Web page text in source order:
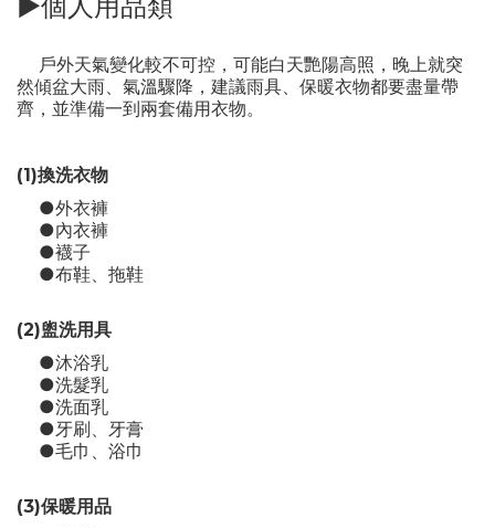
戶外天氣變化較不可控，可能白天艷陽高照，晚上就突
然傾盆大雨、氣溫驟降，建議雨具、保暖衣物都要盡量帶
齊，並準備一到兩套備用衣物。
(1)換洗衣物
●外衣褲
●內衣褲
●襪子
●布鞋、拖鞋
(2)盥洗用具
●沐浴乳
●洗髮乳
●洗面乳
●牙刷、牙膏
●毛巾、浴巾
(3)保暖用品